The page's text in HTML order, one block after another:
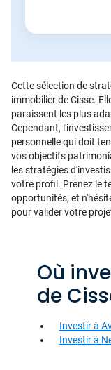
Cette sélection de
immobilier de Cisse.
paraissent les plus
Cependant,
personnelle qui doit
vos objectifs
les stratégies
votre profil. Prenez le
opportunités, et
pour valider votre
Où
de
Investir à
Investir à